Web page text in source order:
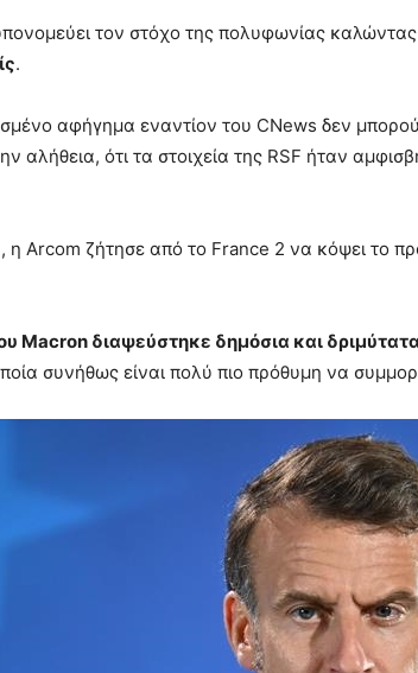
τον στόχο της πολυφωνίας καλώντας
.
αφήγημα εναντίον του CNews δεν
αλήθεια, ότι τα στοιχεία της RSF ήταν
η Arcom ζήτησε από το France 2 να κόψει το
Macron διαψεύστηκε δημόσια και δριμύτατα
συνήθως είναι πολύ πιο πρόθυμη να